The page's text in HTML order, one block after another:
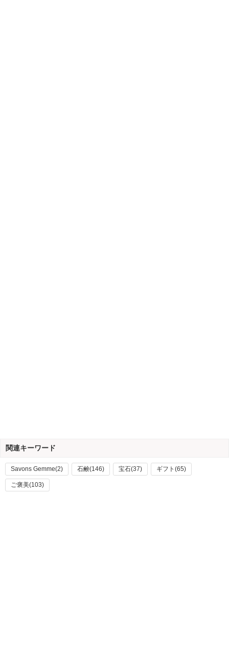
関連キーワード
Savons Gemme(2) 石鹸(146) 宝石(37) ギフト(65)
ご褒美(103)